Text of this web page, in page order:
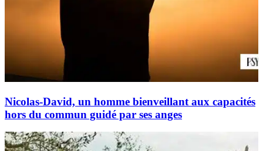
Nicolas-David, un homme bienveillant aux capacités
hors du commun guidé par ses anges